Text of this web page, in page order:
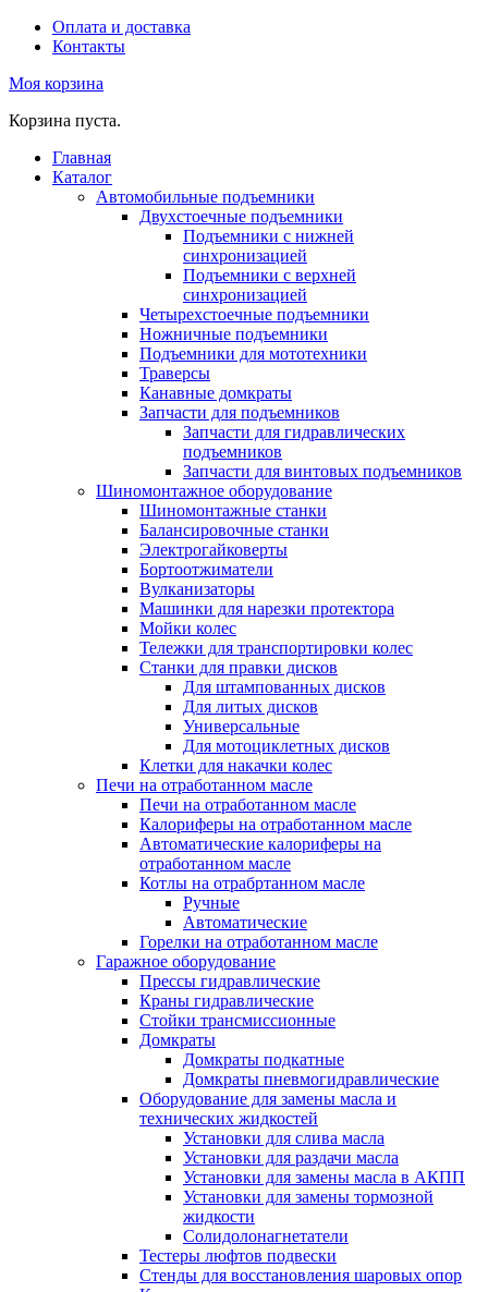
Оплата и доставка
Контакты
Моя корзина
Корзина пуста.
Главная
Каталог
Автомобильные подъемники
Двухстоечные подъемники
Подъемники с нижней
синхронизацией
Подъемники с верхней
синхронизацией
Четырехстоечные подъемники
Ножничные подъемники
Подъемники для мототехники
Траверсы
Канавные домкраты
Запчасти для подъемников
Запчасти для гидравлических
подъемников
Запчасти для винтовых подъемников
Шиномонтажное оборудование
Шиномонтажные станки
Балансировочные станки
Электрогайковерты
Бортоотжиматели
Вулканизаторы
Машинки для нарезки протектора
Мойки колес
Тележки для транспортировки колес
Станки для правки дисков
Для штампованных дисков
Для литых дисков
Универсальные
Для мотоциклетных дисков
Клетки для накачки колес
Печи на отработанном масле
Печи на отработанном масле
Калориферы на отработанном масле
Автоматические калориферы на
отработанном масле
Котлы на отрабртанном масле
Ручные
Автоматические
Горелки на отработанном масле
Гаражное оборудование
Прессы гидравлические
Краны гидравлические
Стойки трансмиссионные
Домкраты
Домкраты подкатные
Домкраты пневмогидравлические
Оборудование для замены масла и
технических жидкостей
Установки для слива масла
Установки для раздачи масла
Установки для замены масла в АКПП
Установки для замены тормозной
жидкости
Солидолонагнетатели
Тестеры люфтов подвески
Стенды для восстановления шаровых опор